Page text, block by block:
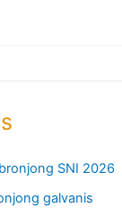
SNI 2026
galvanis